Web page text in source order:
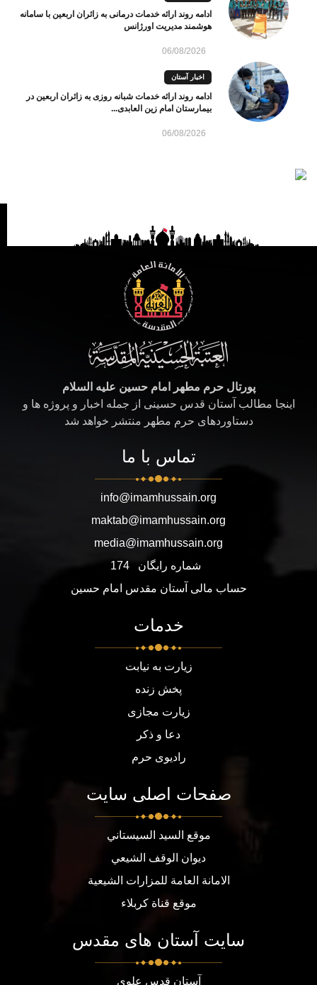
ادامه روند ارائه خدمات درمانی به زائران اربعین با سامانه
هوشمند مدیریت اورژانس
06/08/2026
اخبار آستان
ادامه روند ارائه خدمات شبانه روزی به زائران اربعین در
بیمارستان امام زین العابدی...
06/08/2026
پورتال حرم مطهر امام حسین علیه السلام
اینجا مطالب آستان قدس حسینی از جمله اخبار و پروژه ها و
دستاوردهای حرم مطهر منتشر خواهد شد
تماس با ما
info@imamhussain.org
maktab@imamhussain.org
media@imamhussain.org
شماره رایگان
174
حساب مالی آستان مقدس امام حسین
خدمات
زیارت به نیابت
پخش زنده
زیارت مجازی
دعا و ذکر
رادیوی حرم
صفحات اصلی سایت
موقع السيد السيستاني
ديوان الوقف الشيعي
الامانة العامة للمزارات الشيعية
موقع قناة كربلاء
سایت آستان های مقدس
آستان قدس علوی